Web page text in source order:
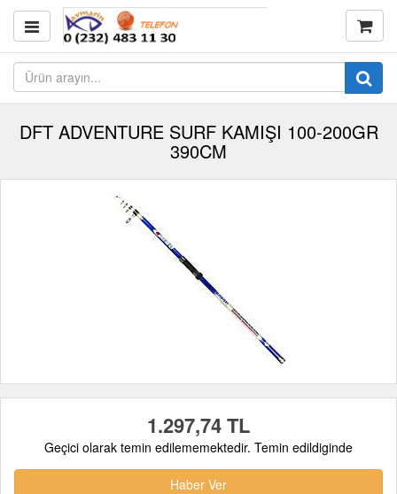
DFT ADVENTURE SURF KAMIŞI 100-200GR
390CM
1.297,74 TL
Geçici olarak temin edilememektedir. Temin edildiginde
Haber Ver